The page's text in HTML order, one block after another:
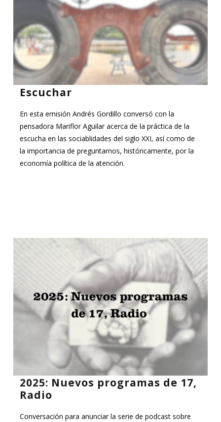
Escuchar
En esta emisión Andrés Gordillo conversó con la
pensadora Mariflor Aguilar acerca de la práctica de la
escucha en las sociablidades del siglo XXI, así como de
la importancia de preguntarnos, históricamente, por la
economía política de la atención.
2025: Nuevos programas de 17,
Radio
Conversación para anunciar la serie de podcast sobre